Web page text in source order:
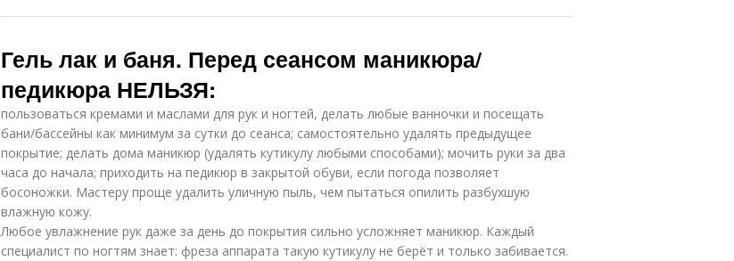
Гель лак и баня. Перед сеансом маникюра/
педикюра НЕЛЬЗЯ:
пользоваться кремами и маслами для рук и ногтей, делать любые ванночки и посещать
бани/бассейны как минимум за сутки до сеанса; самостоятельно удалять предыдущее
покрытие; делать дома маникюр (удалять кутикулу любыми способами); мочить руки за два
часа до начала; приходить на педикюр в закрытой обуви, если погода позволяет
босоножки. Мастеру проще удалить уличную пыль, чем пытаться опилить разбухшую
влажную кожу.
Любое увлажнение рук даже за день до покрытия сильно усложняет маникюр. Каждый
специалист по ногтям знает: фреза аппарата такую кутикулу не берёт и только забивается.